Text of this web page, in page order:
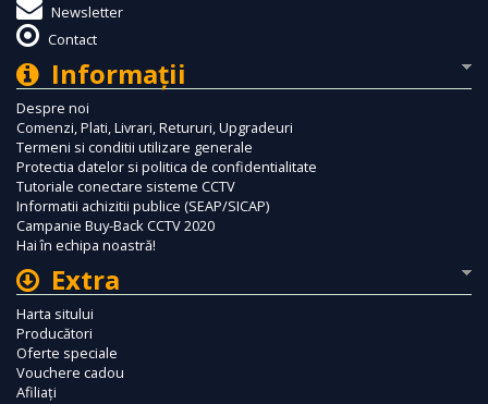
Newsletter
Contact
Informaţii
Despre noi
Comenzi, Plati, Livrari, Retururi, Upgradeuri
Termeni si conditii utilizare generale
Protectia datelor si politica de confidentialitate
Tutoriale conectare sisteme CCTV
Informatii achizitii publice (SEAP/SICAP)
Campanie Buy-Back CCTV 2020
Hai în echipa noastră!
Extra
Harta sitului
Producători
Oferte speciale
Vouchere cadou
Afiliaţi